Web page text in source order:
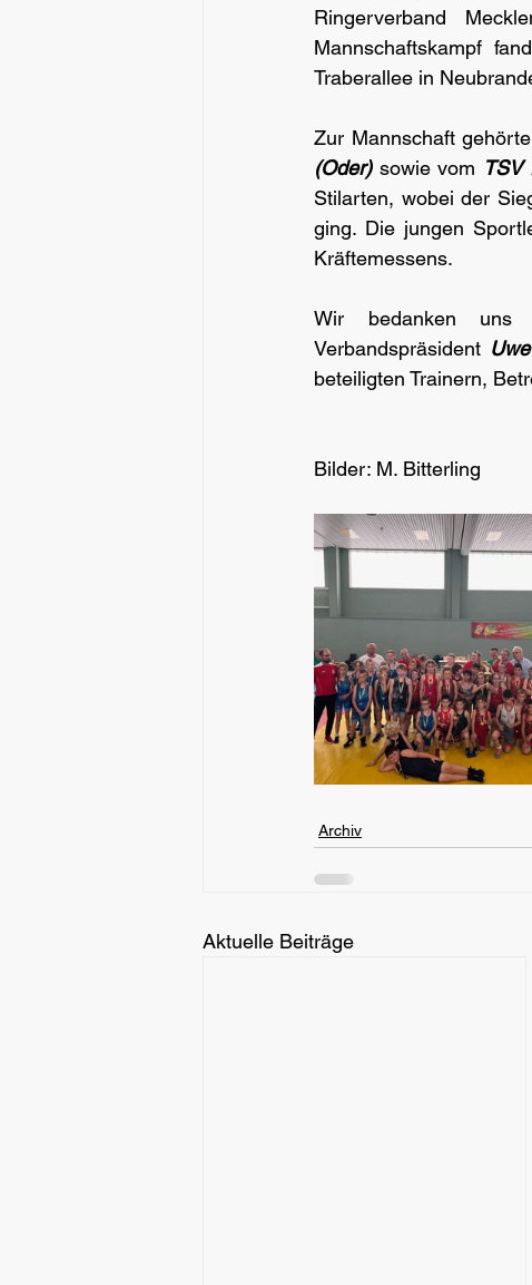
Ringerverband
Mannschaftskampf
Traberallee in
Zur Mannschaft
(Oder) sowie vom TSV
Stilarten, wobei der
ging. Die jungen
Kräftemessens.
Wir bedanken uns
Verbandspräsident
beteiligten Trainern,
Bilder: M. Bitterling
Archiv
Aktuelle Beiträge